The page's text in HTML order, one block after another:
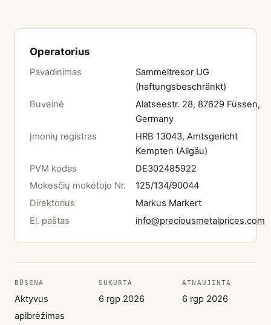
Operatorius
Pavadinimas
Sammeltresor UG
(haftungsbeschränkt)
Buveinė
Alatseestr. 28, 87629 Füssen,
Germany
Įmonių registras
HRB 13043, Amtsgericht
Kempten (Allgäu)
PVM kodas
DE302485922
Mokesčių mokėtojo Nr.
125/134/90044
Direktorius
Markus Markert
El. paštas
info@preciousmetalprices.com
BŪSENA
Aktyvus
apibrėžimas
SUKURTA
6 rgp 2026
ATNAUJINTA
6 rgp 2026